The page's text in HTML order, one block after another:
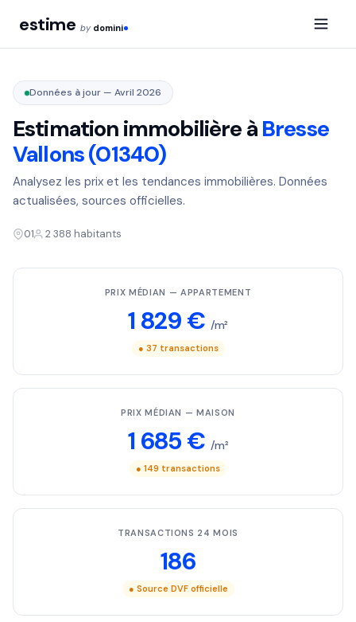
estime by domini
Données à jour — Avril 2026
Estimation immobilière àBresse
Vallons (01340)
Analysez les prix et les tendances immobilières. Données
actualisées, sources officielles.
01 2 388 habitants
PRIX MÉDIAN — APPARTEMENT
1 829 € /m²
● 37 transactions
PRIX MÉDIAN — MAISON
1 685 € /m²
● 149 transactions
TRANSACTIONS 24 MOIS
186
● Source DVF officielle